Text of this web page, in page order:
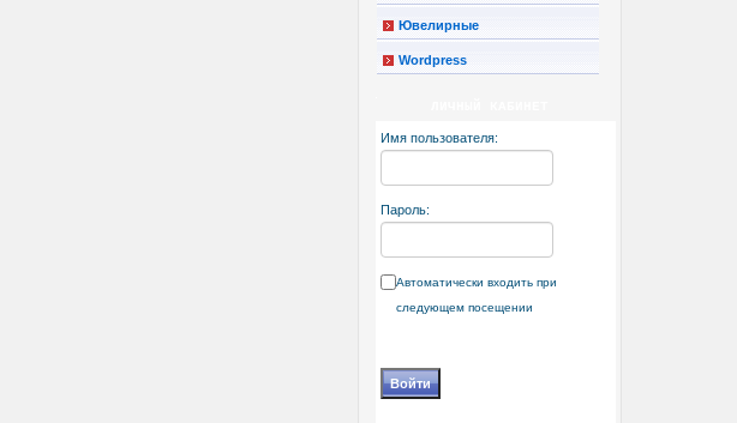
Ювелирные
Wordpress
Имя пользователя:
Пароль:
Автоматически входить при
следующем посещении